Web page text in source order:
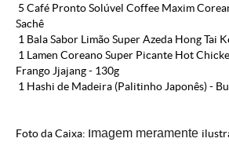
5 Café Pronto Solúvel Coffee Maxim
Sachê
1 Bala Sabor Limão Super Azeda Hong Tai
1 Lamen Coreano Super Picante Hot
Frango Jjajang - 130g
1 Hashi de Madeira (Palitinho Japonês) -
Foto da Caixa: Imagem meramente